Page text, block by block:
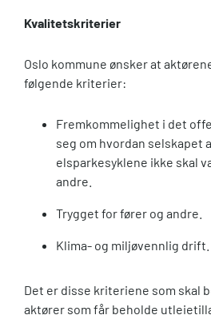
Kvalitetskriterier
Oslo kommune ønsker at
følgende kriterier:
Fremkommelighet i det
seg om hvordan selskapet
elsparkesyklene ikke skal
andre.
Trygget for fører og andre.
Klima- og miljøvennlig drift.
Det er disse kriteriene som skal
aktører som får beholde